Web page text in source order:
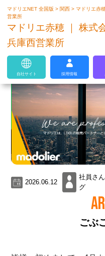
マドリエは
マドリエNET 全国版> 関西>マドリエ赤
営業所
マドリエ赤穂 ｜ 株式
兵庫西営業所
自社サイト 採用情報
2026.06.12
社員さ
グ
ごぶ